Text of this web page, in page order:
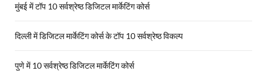
मुंबई में टॉप 10 सर्वश्रेष्ठ डिजिटल मार्केटिंग कोर्स
दिल्ली में डिजिटल मार्केटिंग कोर्स के टॉप 10 सर्वश्रेष्ठ विकल्प
पुणे में 10 सर्वश्रेष्ठ डिजिटल मार्केटिंग कोर्स